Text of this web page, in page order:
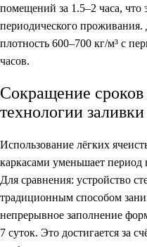
помещений за 1.5–2 часа, что
периодического
плотность 600–700 кг/м³ с
часов.
Сокращение сроков
технологии заливки
Использование лёгких
каркасами уменьшает период
Для сравнения: устройство
традиционным способом
непрерывное заполнение
7 суток. Это достигается за